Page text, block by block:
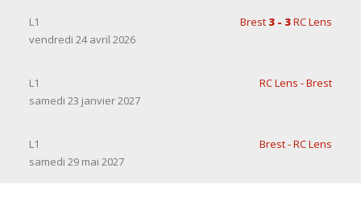
L1 Brest 3 - 3RC Lens
vendredi 24 avril 2026
L1
RC Lens - Brest
samedi 23 janvier 2027
L1
Brest - RC Lens
samedi 29 mai 2027